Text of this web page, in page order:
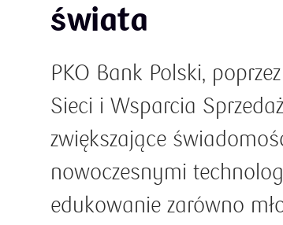
świata
PKO Bank Polski,
Sieci i Wsparcia
zwiększające
nowoczesnymi
edukowanie zarówno